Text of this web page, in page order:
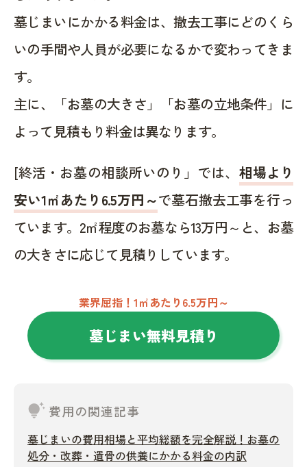
墓じまいにかかる料金は、撤去工事にどのくら
いの手間や人員が必要になるかで変わってきま
す。
主に、「お墓の大きさ」「お墓の立地条件」に
よって見積もり料金は異なります。
[終活・お墓の相談所いのり」では、 相場より
安い1㎡あたり6.5万円～で墓石撤去工事を行っ
ています。2㎡程度のお墓なら13万円～と、お墓
の大きさに応じて見積りしています。
業界屈指！1㎡あたり6.5万円～
墓じまい無料見積り
tips_and_updates 費用の関連記事
墓じまいの費用相場と平均総額を完全解説！お墓の
処分・改葬・遺骨の供養にかかる料金の内訳